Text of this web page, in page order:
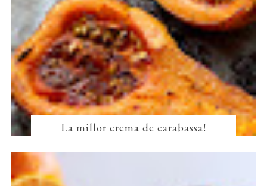
La millor crema de carabassa!